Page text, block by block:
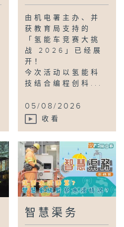
由机电署主办、并
获教育局支持的
「氢能车竞赛大挑
战 2026」已经展
开！
今次活动以氢能科
技结合编程创科...
05/08/2026
收看
智慧渠务